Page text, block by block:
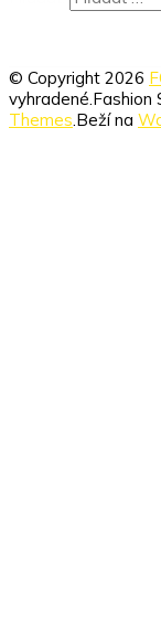
© Copyright 2026
vyhradené.Fashion
Themes.Beží na